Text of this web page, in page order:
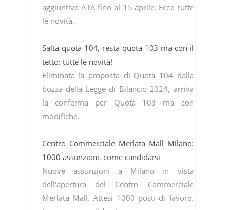
aggiuntivo ATA fino al 15 aprile. Ecco tutte
le novità.
Salta quota 104, resta quota 103 ma con il
tetto: tutte le novità!
Eliminata la proposta di Quota 104 dalla
bozza della Legge di Bilancio 2024, arriva
la conferma per Quota 103 ma con
modifiche.
Centro Commerciale Merlata Mall Milano:
1000 assunzioni, come candidarsi
Nuove assunzioni a Milano in vista
dell'apertura del Centro Commerciale
Merlata Mall. Attesi 1000 posti di lavoro.